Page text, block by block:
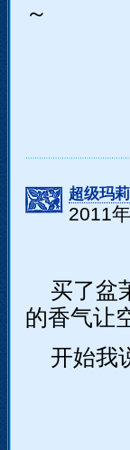
～
超级玛莉
2011
买了盆
的香气让
开始我